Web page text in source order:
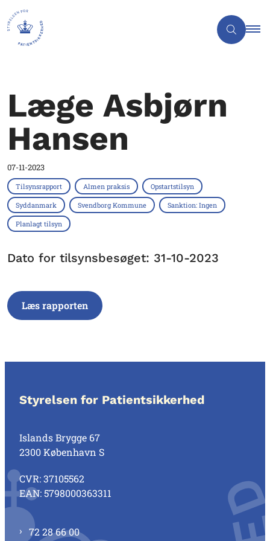
Læge Asbjørn
Hansen
07-11-2023
Tilsynsrapport Almen praksis Opstartstilsyn
Syddanmark Svendborg Kommune Sanktion: Ingen
Planlagt tilsyn
Dato for tilsynsbesøget: 31-10-2023
Læs rapporten
Styrelsen for Patientsikkerhed
Islands Brygge 67
2300 København S
CVR: 37105562
EAN: 5798000363311
72 28 66 00